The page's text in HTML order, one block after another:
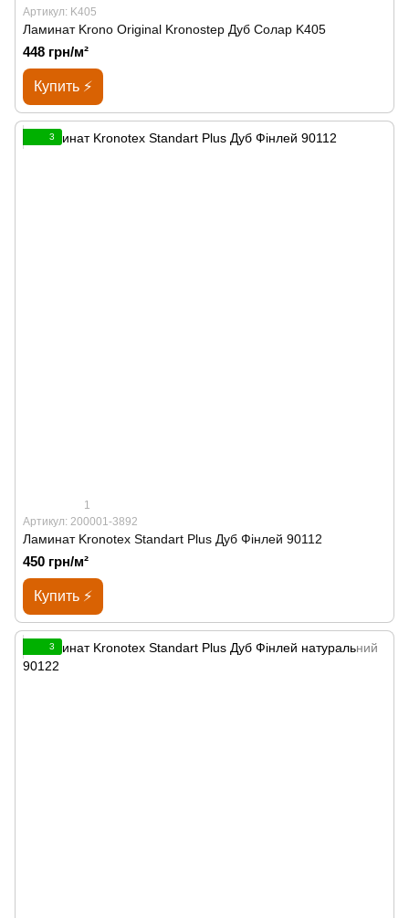
Артикул: K405
Ламинат Krono Original Kronostep Дуб Солар K405
448 грн/м²
Купить ⚡
3
1
Артикул: 200001-3892
Ламинат Kronotex Standart Plus Дуб Фінлей 90112
450 грн/м²
Купить ⚡
3